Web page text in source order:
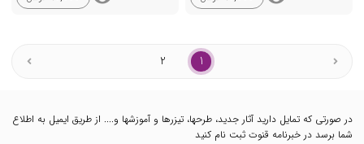
1
2
در صورتی که تمایل دارید آثار جدید، طرحها، تیزرها و آموزشها و.... از طریق ایمیل به اطلاع
شما برسد در خبرنامه قنوت ثبت نام کنید